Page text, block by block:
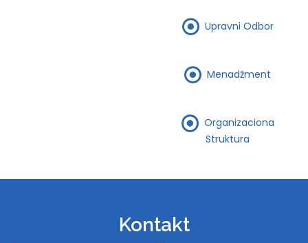
Upravni Odbor
Menadžment
Organizaciona
Struktura
Kontakt